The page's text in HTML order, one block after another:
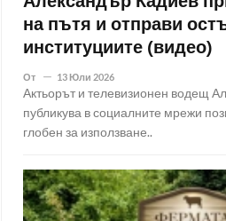
на пътя и отправи
институциите (видео)
От 13 Юли 2026
Актьорът и телевизионен водещ
публикува в социалните мрежи
глобен за използване..